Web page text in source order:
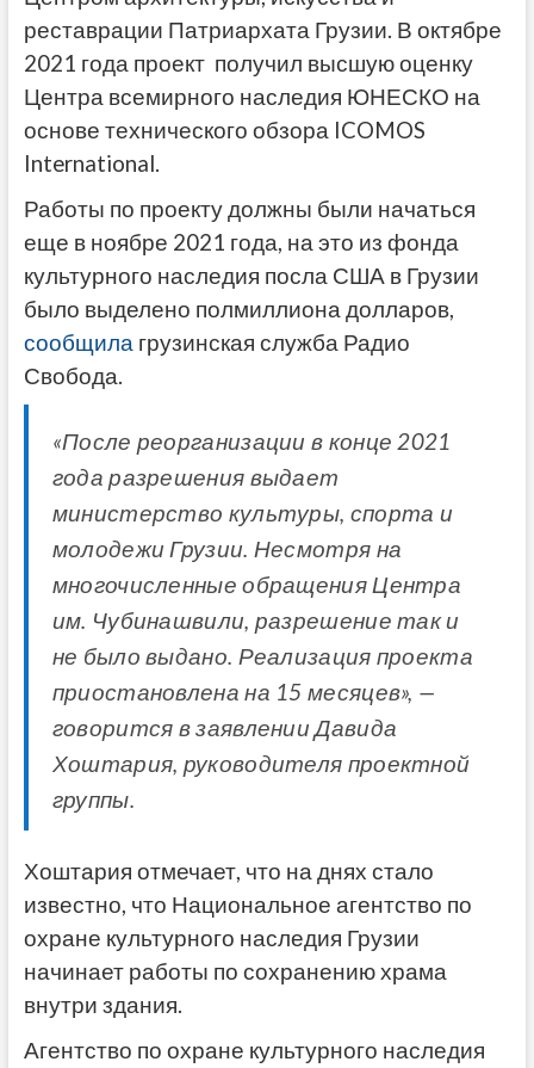
реставрации Патриархата Грузии. В октябре
2021 года проект получил высшую оценку
Центра всемирного наследия ЮНЕСКО на
основе технического обзора ICOMOS
International.
Работы по проекту должны были начаться
еще в ноябре 2021 года, на это из фонда
культурного наследия посла США в Грузии
было выделено полмиллиона долларов,
сообщила грузинская служба Радио
Свобода.
«После реорганизации в конце 2021
года разрешения выдает
министерство культуры, спорта и
молодежи Грузии. Несмотря на
многочисленные обращения Центра
им. Чубинашвили, разрешение так и
не было выдано. Реализация проекта
приостановлена ​​на 15 месяцев», —
говорится в заявлении Давида
Хоштария, руководителя проектной
группы.
Хоштария отмечает, что на днях стало
известно, что Национальное агентство по
охране культурного наследия Грузии
начинает работы по сохранению храма
внутри здания.
Агентство по охране культурного наследия